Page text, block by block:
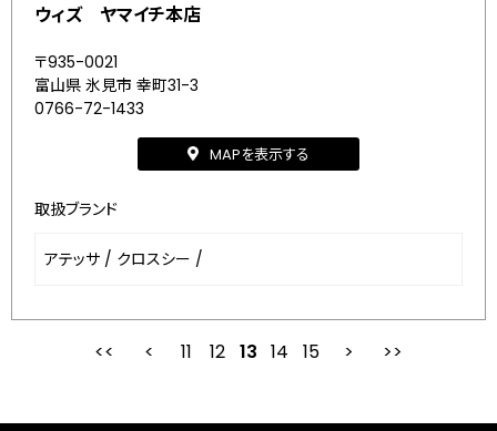
ウィズ ヤマイチ本店
〒935-0021
富山県 氷見市 幸町31-3
0766-72-1433
MAPを表示する
取扱ブランド
アテッサ / クロスシー /
最初 前
11 12 13 14 15